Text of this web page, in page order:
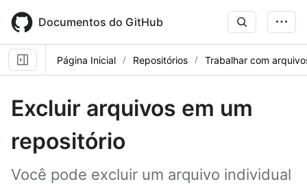
main
content
Documentos do GitHub
Página Inicial Repositórios Trabalhar com
Excluir arquivos em um
repositório
Você pode excluir um arquivo individual